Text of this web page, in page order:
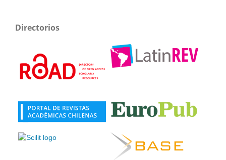
Directorios